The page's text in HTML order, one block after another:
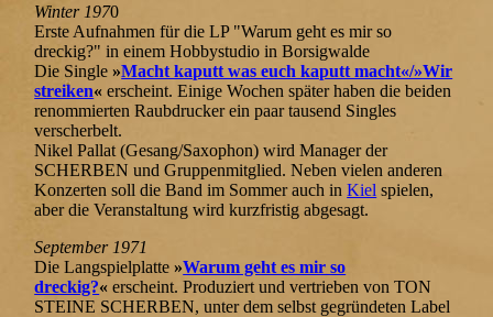
Winter 1970
Erste Aufnahmen für die LP "Warum geht es mir so
dreckig?" in einem Hobbystudio in Borsigwalde
Die Single»Macht kaputt was euch kaputt macht«/»Wir
streiken« erscheint. Einige Wochen später haben die beiden
renommierten Raubdrucker ein paar tausend Singles
verscherbelt.
Nikel Pallat (Gesang/Saxophon) wird Manager der
SCHERBEN und Gruppenmitglied. Neben vielen anderen
Konzerten soll die Band im Sommer auch inKiel spielen,
aber die Veranstaltung wird kurzfristig abgesagt.
September 1971
Die Langspielplatte»Warum geht es mir so
dreckig?« erscheint. Produziert und vertrieben von TON
STEINE SCHERBEN, unter dem selbst gegründeten Label